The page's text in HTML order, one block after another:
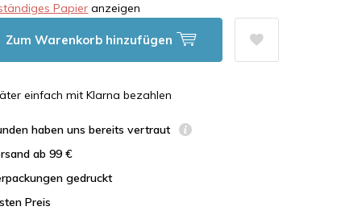
Papier anzeigen
Zum Warenkorb hinzufügen
einfach mit Klarna bezahlen
haben uns bereits vertraut
ab 99 €
gedruckt
Preis